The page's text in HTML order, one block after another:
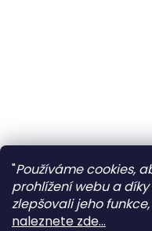
"Používáme cookies,
prohlížení webu a
zlepšovali jeho
naleznete zde...